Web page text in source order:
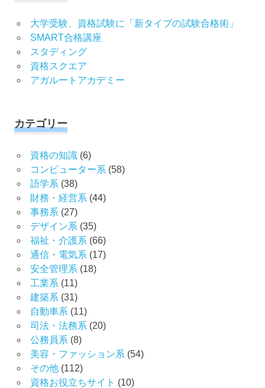
大学受験、資格試験に「新タイプの試験合格術」
SMART合格講座
スタディング
資格スクエア
アガルートアカデミー
カテゴリー
資格の知識(6)
コンピューター系 (58)
語学系 (38)
財務・経営系 (44)
事務系 (27)
デザイン系 (35)
福祉・介護系 (66)
通信・電気系 (17)
安全管理系 (18)
工業系 (11)
建築系 (31)
自動車系 (11)
司法・法務系 (20)
公務員系 (8)
美容・ファッション系 (54)
その他(112)
資格お役立ちサイト (10)